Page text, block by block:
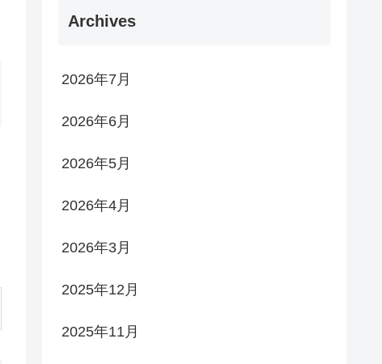
Archives
2026年7月
2026年6月
2026年5月
2026年4月
2026年3月
2025年12月
2025年11月